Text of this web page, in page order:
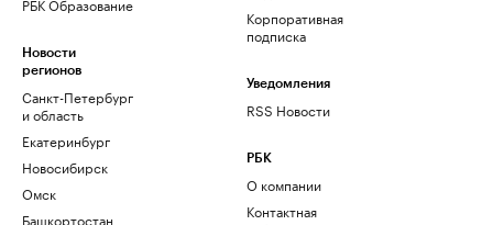
Новости
регионов
Санкт-Петербург
и область
Екатеринбург
Новосибирск
Омск
Башкортостан
Корпоративная
подписка
Уведомления
RSS Новости
РБК
О компании
Контактная